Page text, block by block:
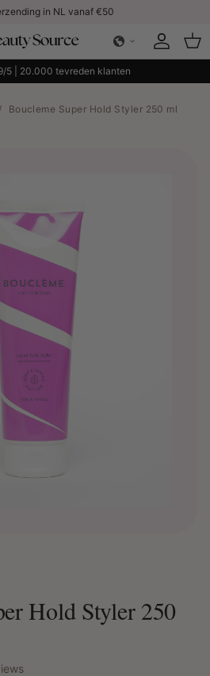
in NL vanaf €50
Account
20.000 tevreden klanten
/ Boucleme Super Hold Styler 250 ml
Hold Styler 250